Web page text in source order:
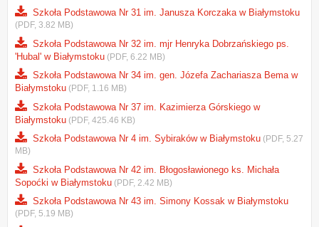
Szkoła Podstawowa Nr 31 im. Janusza Korczaka w Białymstoku
(PDF, 3.82 MB)
Szkoła Podstawowa Nr 32 im. mjr Henryka Dobrzańskiego ps.
'Hubal' w Białymstoku (PDF, 6.22 MB)
Szkoła Podstawowa Nr 34 im. gen. Józefa Zachariasza Bema w
Białymstoku (PDF, 1.16 MB)
Szkoła Podstawowa Nr 37 im. Kazimierza Górskiego w
Białymstoku (PDF, 425.46 KB)
Szkoła Podstawowa Nr 4 im. Sybiraków w Białymstoku (PDF, 5.27
MB)
Szkoła Podstawowa Nr 42 im. Błogosławionego ks. Michała
Sopoćki w Białymstoku (PDF, 2.42 MB)
Szkoła Podstawowa Nr 43 im. Simony Kossak w Białymstoku
(PDF, 5.19 MB)